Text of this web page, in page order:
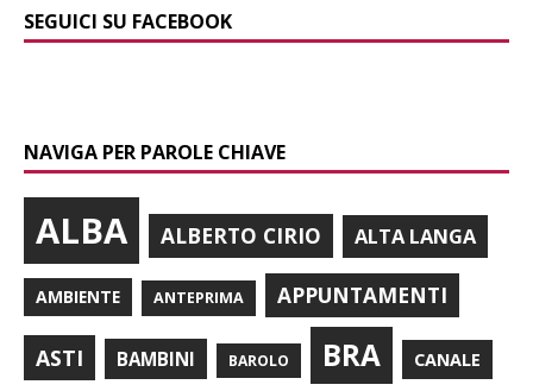
SEGUICI SU FACEBOOK
NAVIGA PER PAROLE CHIAVE
ALBA ALBERTO CIRIO ALTA LANGA
AMBIENTE ANTEPRIMA APPUNTAMENTI
ASTI BAMBINI BAROLO BRA CANALE